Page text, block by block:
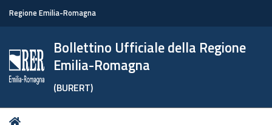
Regione Emilia-Romagna
Bollettino Ufficiale della Regione
Emilia-Romagna
(BURERT)
Tu